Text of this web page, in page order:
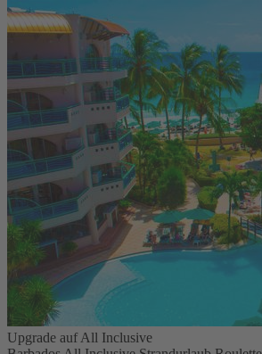
Upgrade auf All Inclusive